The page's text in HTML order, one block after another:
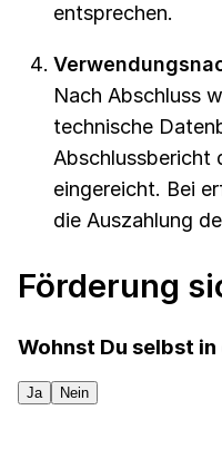
entsprechen.
Nach Abschluss
technische
Abschlussbericht
eingereicht. Bei
die Auszahlung
Förderung
Wohnst Du selbst in
Ja Nein